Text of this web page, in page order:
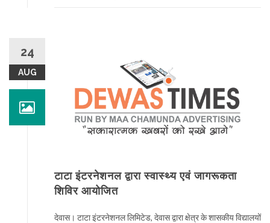
24
AUG
टाटा इंटरनेशनल द्वारा स्वास्थ्य एवं जागरूकता
शिविर आयोजित
देवास। टाटा इंटरनेशनल लिमिटेड, देवास द्वारा क्षेत्र के शासकीय विद्यालयों